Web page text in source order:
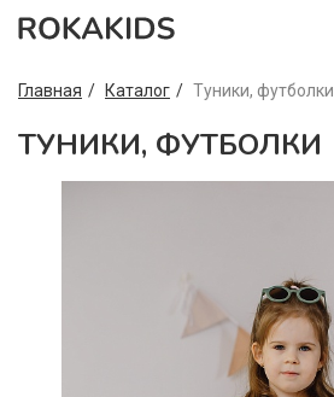
Главная Каталог Туники, футболки
ТУНИКИ, ФУТБОЛКИ